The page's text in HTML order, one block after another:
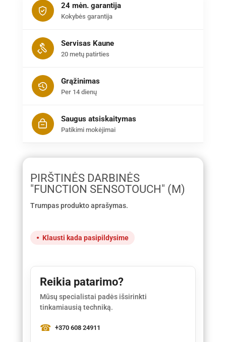
24 mėn. garantija
Kokybės garantija
Servisas Kaune
20 metų patirties
Grąžinimas
Per 14 dienų
Saugus atsiskaitymas
Patikimi mokėjimai
PIRŠTINĖS DARBINĖS
"FUNCTION SENSOTOUCH" (M)
Trumpas produkto aprašymas.
Klausti kada pasipildysime
Reikia patarimo?
Mūsų specialistai padės išsirinkti
tinkamiausią techniką.
+370 608 24911